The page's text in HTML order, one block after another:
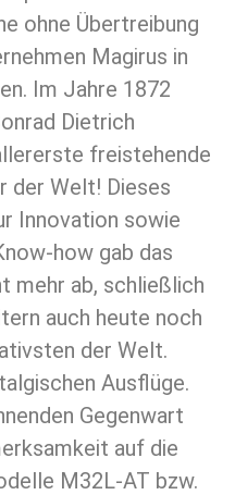
ohne Übertreibung
Magirus in
Im Jahre 1872
Dietrich
freistehende
der Welt! Dieses
Innovation sowie
how gab das
mehr ab, schließlich
auch heute noch
der Welt.
Ausflüge.
Gegenwart
auf die
M32L-AT bzw.